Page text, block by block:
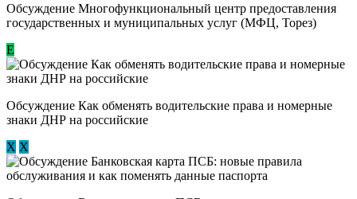
Обсуждение Многофункциональный центр предоставления
государственных и муниципальных услуг (МФЦ, Торез)
E
Обсуждение ​Как обменять водительские права и номерные
знаки ДНР на российские
Х Х